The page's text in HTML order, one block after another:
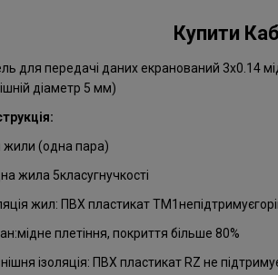
Купити
для передачі даних екранований 3х0.14
діаметр 5 мм)
жили (одна пара)
жила 5класугнучкості
жил: ПВХ пластикат
плетіння, покриття більше 80%
ізоляція: ПВХ пластикат RZ не